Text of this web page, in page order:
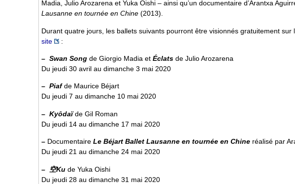
Madia, Julio Arozarena et Yuka Oishi – ainsi qu’un documentaire d’Arantxa
Lausanne en tournée en Chine (2013).
Durant quatre jours, les ballets suivants pourront être visionnés gratuitement sur
site
:
– Swan Song de Giorgio Madia et Éclats de Julio Arozarena
Du jeudi 30 avril au dimanche 3 mai 2020
– Piaf de Maurice Béjart
Du jeudi 7 au dimanche 10 mai 2020
– Kyôdaï de Gil Roman
Du jeudi 14 au dimanche 17 mai 2020
– Documentaire Le Béjart Ballet Lausanne en tournée en Chine réalisé par
Du jeudi 21 au dimanche 24 mai 2020
– 空Ku de Yuka Oishi
Du jeudi 28 au dimanche 31 mai 2020